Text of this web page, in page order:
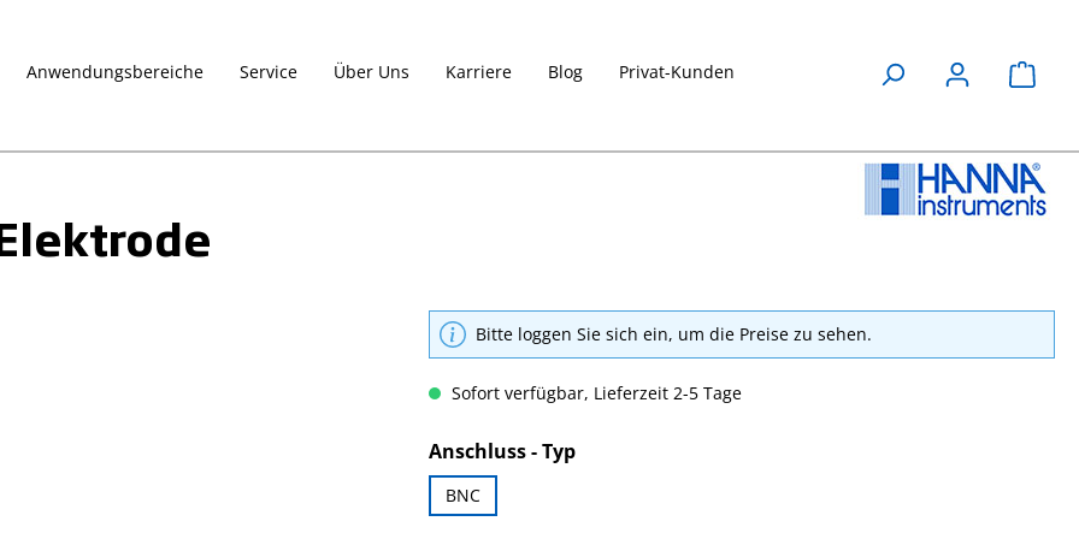
Anwendungsbereiche Service Über Uns Karriere Blog Privat-Kunden
Bitte loggen Sie sich ein, um die Preise zu sehen.
Sofort verfügbar, Lieferzeit 2-5 Tage
Anschluss - Typauswählen
BNC